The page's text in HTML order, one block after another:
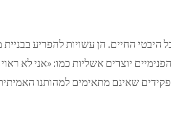
היבטי החיים. הן עשויות להפריע
יוצרים אשליות כמו: «אני לא
שאינם מתאימים למהותנו